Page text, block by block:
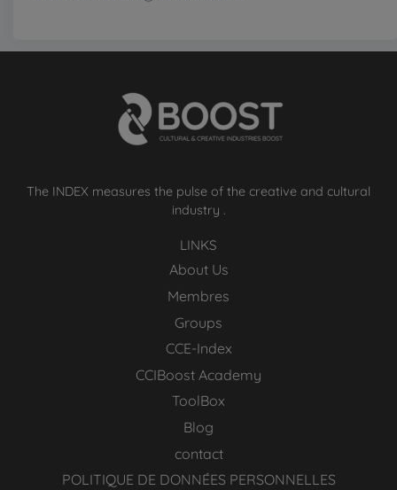
The INDEX measures the pulse of the creative and cultural
industry .
LINKS
About Us
Membres
Groups
CCE-Index
CCIBoost Academy
ToolBox
Blog
contact
POLITIQUE DE DONNÉES PERSONNELLES